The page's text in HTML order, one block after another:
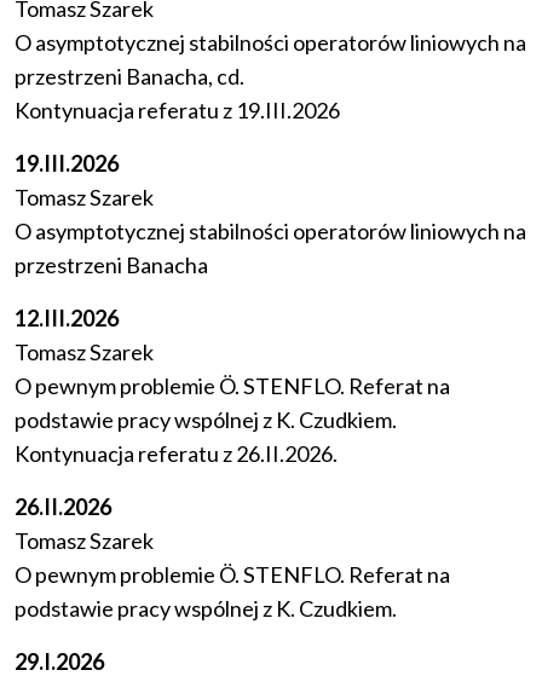
Tomasz Szarek
O asymptotycznej stabilności operatorów liniowych na
przestrzeni Banacha, cd.
Kontynuacja referatu z 19.III.2026
19.III.2026
Tomasz Szarek
O asymptotycznej stabilności operatorów liniowych na
przestrzeni Banacha
12.III.2026
Tomasz Szarek
O pewnym problemie Ö. STENFLO. Referat na
podstawie pracy wspólnej z K. Czudkiem.
Kontynuacja referatu z 26.II.2026.
26.II.2026
Tomasz Szarek
O pewnym problemie Ö. STENFLO. Referat na
podstawie pracy wspólnej z K. Czudkiem.
29.I.2026